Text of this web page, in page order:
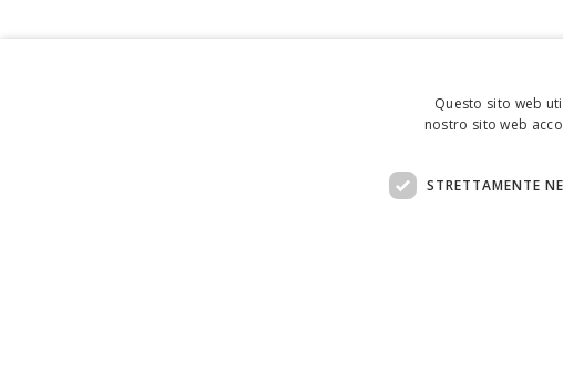
Questo sito web
nostro sito web
STRETTAMENTE